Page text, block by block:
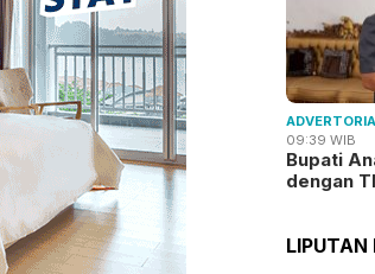
09:39 WIB
Bupati
dengan
LIPUTAN